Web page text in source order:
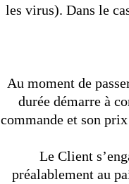
les virus). Dans le
Au moment de
durée démarre à
commande et son
Le Client
préalablement au